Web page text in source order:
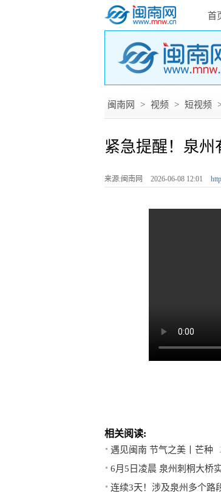
首
闽南网 > 视频 > 短视频
紧急提醒！泉
来源:闽南网 2026-06-08 12:01
相关阅读:
遇见闽南 节气之美丨芒种
6月5日凌晨 泉州刺桐大桥
连续3天！涉及泉州多个路